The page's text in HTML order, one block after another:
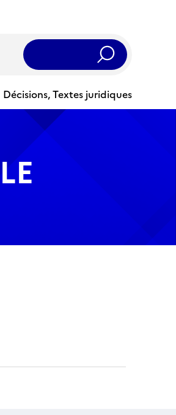
Rechercher
Décisions, Textes juridiques